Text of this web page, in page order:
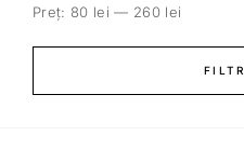
Preț: 80 lei — 260 lei